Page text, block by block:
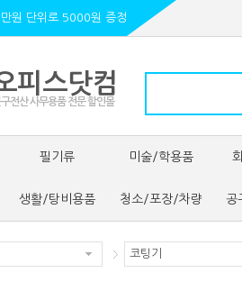
원 단위로 5000원 증정
피스닷컴
전산 사무용품 전문 할인몰
필기류 미술/학용품
생활/탕비용품 청소/포장/차량 공
코팅기